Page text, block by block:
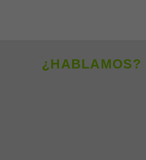
¿HABLAMOS?